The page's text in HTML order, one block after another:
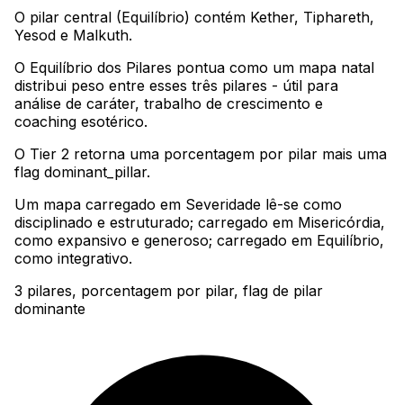
O pilar central (Equilíbrio) contém Kether, Tiphareth,
Yesod e Malkuth.
O Equilíbrio dos Pilares pontua como um mapa natal
distribui peso entre esses três pilares - útil para
análise de caráter, trabalho de crescimento e
coaching esotérico.
O Tier 2 retorna uma porcentagem por pilar mais uma
flag dominant_pillar.
Um mapa carregado em Severidade lê-se como
disciplinado e estruturado; carregado em Misericórdia,
como expansivo e generoso; carregado em Equilíbrio,
como integrativo.
3 pilares, porcentagem por pilar, flag de pilar
dominante